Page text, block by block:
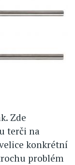
Zde
terči na
konkrétní
problém